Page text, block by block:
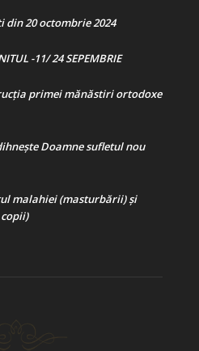
20 octombrie 2024
-11/ 24 SEPEMBRIE
primei mănăstiri ortodoxe
Doamne sufletul nou
malahiei (masturbării) şi